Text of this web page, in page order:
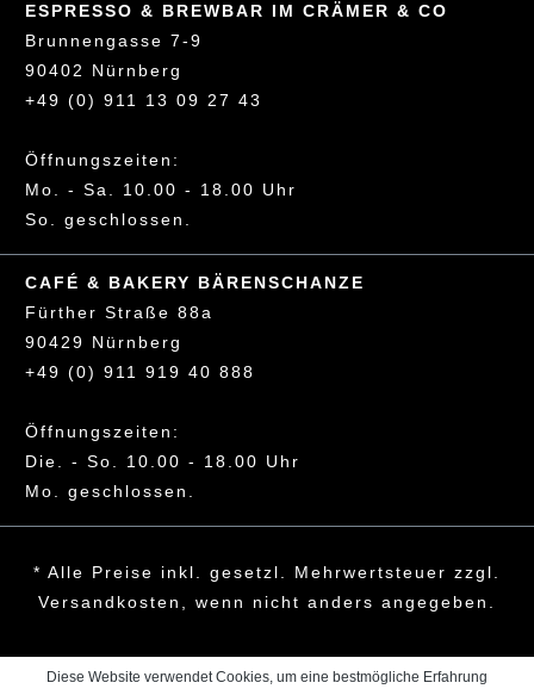
ESPRESSO & BREWBAR IM CRÄMER & CO
Brunnengasse 7-9
90402 Nürnberg
+49 (0) 911 13 09 27 43
Öffnungszeiten:
Mo. - Sa. 10.00 - 18.00 Uhr
So. geschlossen.
CAFÉ & BAKERY BÄRENSCHANZE
Fürther Straße 88a
90429 Nürnberg
+49 (0) 911 919 40 888
Öffnungszeiten:
Die. - So. 10.00 - 18.00 Uhr
Mo. geschlossen.
* Alle Preise inkl. gesetzl. Mehrwertsteuer zzgl.
Versandkosten, wenn nicht anders angegeben.
Diese Website verwendet Cookies, um eine bestmögliche Erfahrung